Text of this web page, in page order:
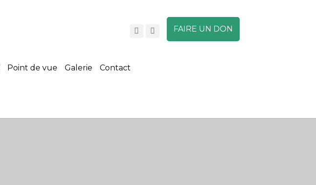
FAIRE UN DON
Point de vue Galerie Contact